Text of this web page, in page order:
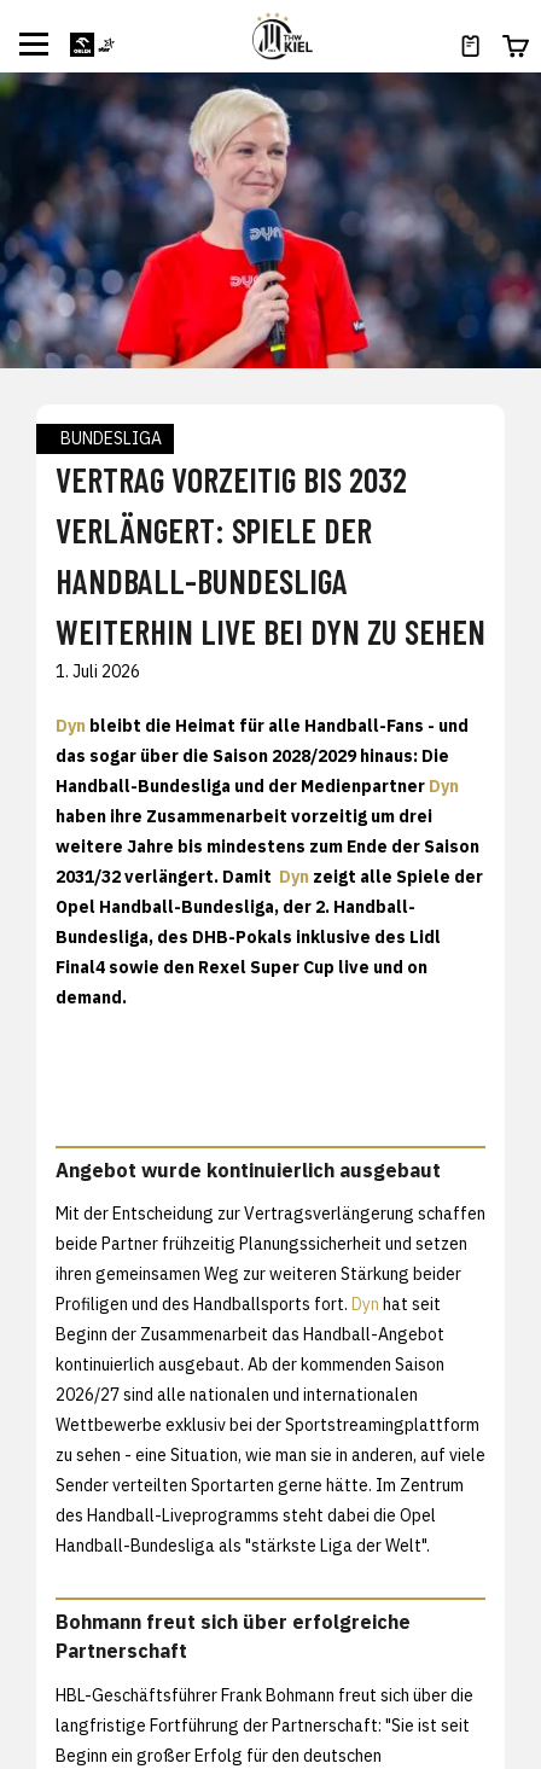
BUNDESLIGA
VERTRAG VORZEITIG BIS 2032
VERLÄNGERT: SPIELE DER
HANDBALL-BUNDESLIGA
WEITERHIN LIVE BEI DYN ZU SEHEN
1. Juli 2026
Dyn bleibt die Heimat für alle Handball-Fans - und
das sogar über die Saison 2028/2029 hinaus: Die
Handball-Bundesliga und der Medienpartner Dyn
haben ihre Zusammenarbeit vorzeitig um drei
weitere Jahre bis mindestens zum Ende der Saison
2031/32 verlängert. Damit Dyn zeigt alle Spiele der
Opel Handball-Bundesliga, der 2. Handball-
Bundesliga, des DHB-Pokals inklusive des Lidl
Final4 sowie den Rexel Super Cup live und on
demand.
Angebot wurde kontinuierlich ausgebaut
Mit der Entscheidung zur Vertragsverlängerung schaffen
beide Partner frühzeitig Planungssicherheit und setzen
ihren gemeinsamen Weg zur weiteren Stärkung beider
Profiligen und des Handballsports fort. Dyn hat seit
Beginn der Zusammenarbeit das Handball-Angebot
kontinuierlich ausgebaut. Ab der kommenden Saison
2026/27 sind alle nationalen und internationalen
Wettbewerbe exklusiv bei der Sportstreamingplattform
zu sehen - eine Situation, wie man sie in anderen, auf viele
Sender verteilten Sportarten gerne hätte. Im Zentrum
des Handball-Liveprogramms steht dabei die Opel
Handball-Bundesliga als "stärkste Liga der Welt".
Bohmann freut sich über erfolgreiche
Partnerschaft
HBL-Geschäftsführer Frank Bohmann freut sich über die
langfristige Fortführung der Partnerschaft: "Sie ist seit
Beginn ein großer Erfolg für den deutschen